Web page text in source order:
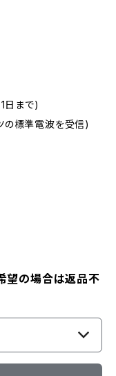
日まで)
の標準電波を受信)
望の場合は返品不